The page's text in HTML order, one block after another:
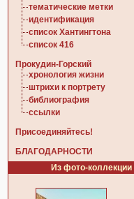
тематические метки
идентификация
список Хантингтона
список 416
Прокудин-Горский
хронология жизни
штрихи к портрету
библиография
ссылки
Присоединяйтесь!
БЛАГОДАРНОСТИ
Из фото-коллекции